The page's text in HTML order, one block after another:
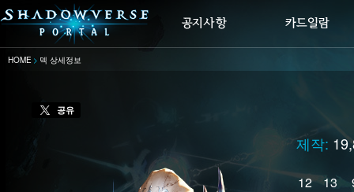
HOME 덱 상세정보
공유
제작:
12 13